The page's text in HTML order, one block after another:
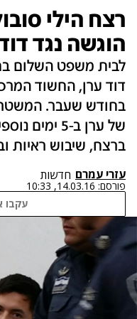
רצח הילי
הוגשה נגד
לבית משפט השלום
דוד ערן, החשוד
בחודש שעבר.
של ערן ב-5
ברצח, שיבוש ראיות
עזרי עמרם חדשות
פורסם: 14.03.16, 10:33
עקבו